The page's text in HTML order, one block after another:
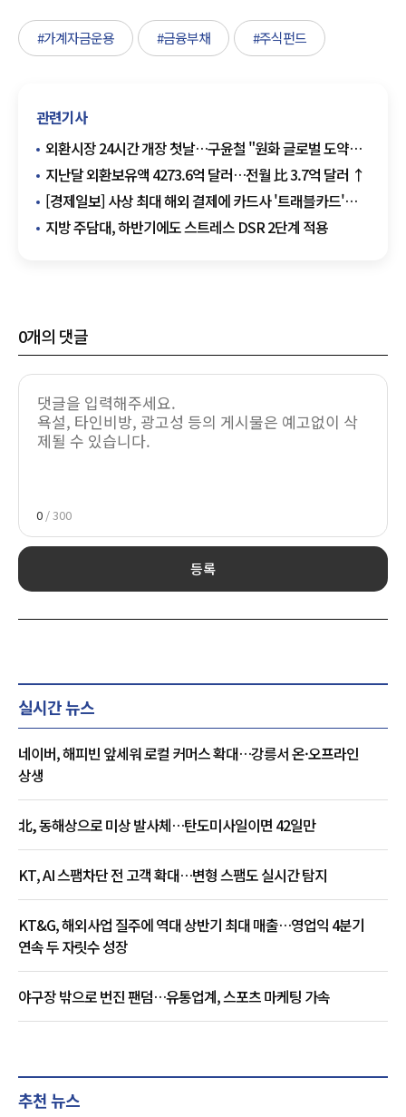
#가계자금운용 #금융부채 #주식펀드
관련기사
외환시장 24시간 개장 첫날…구윤철 "원화 글로벌 도약
출발점"
지난달 외환보유액 4273.6억 달러…전월 比 3.7억 달러 ↑
[경제일보] 사상 최대 해외 결제에 카드사 '트래블카드'
전쟁
지방 주담대, 하반기에도 스트레스 DSR 2단계 적용
0개의 댓글
0 / 300
등록
실시간 뉴스
네이버, 해피빈 앞세워 로컬 커머스 확대…강릉서 온·오프라인
상생
北, 동해상으로 미상 발사체…탄도미사일이면 42일만
KT, AI 스팸차단 전 고객 확대…변형 스팸도 실시간 탐지
KT&G, 해외사업 질주에 역대 상반기 최대 매출…영업익 4분기
연속 두 자릿수 성장
야구장 밖으로 번진 팬덤…유통업계, 스포츠 마케팅 가속
추천 뉴스